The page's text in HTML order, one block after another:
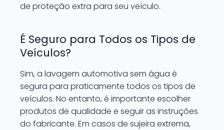
de proteção extra para seu veículo.
É Seguro para Todos os Tipos de
Veículos?
Sim, a lavagem automotiva sem água é
segura para praticamente todos os tipos de
veículos. No entanto, é importante escolher
produtos de qualidade e seguir as instruções
do fabricante. Em casos de sujeira extrema,